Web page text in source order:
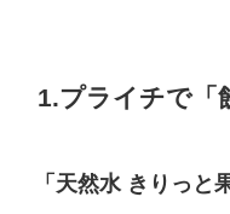
1.プライチで「
「 天然水 きりっと